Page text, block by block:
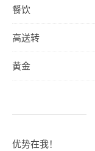
餐饮
高送转
黄金
优势在我！